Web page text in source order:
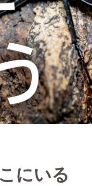
にいる